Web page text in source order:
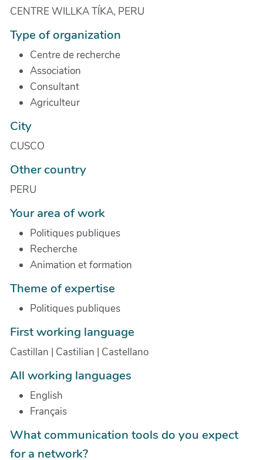
CENTRE WILLKA TÍKA, PERU
Type of organization
Centre de recherche
Association
Consultant
Agriculteur
City
CUSCO
Other country
PERU
Your area of work
Politiques publiques
Recherche
Animation et formation
Theme of expertise
Politiques publiques
First working language
Castillan | Castilian | Castellano
All working languages
English
Français
What communication tools do you expect
for a network?